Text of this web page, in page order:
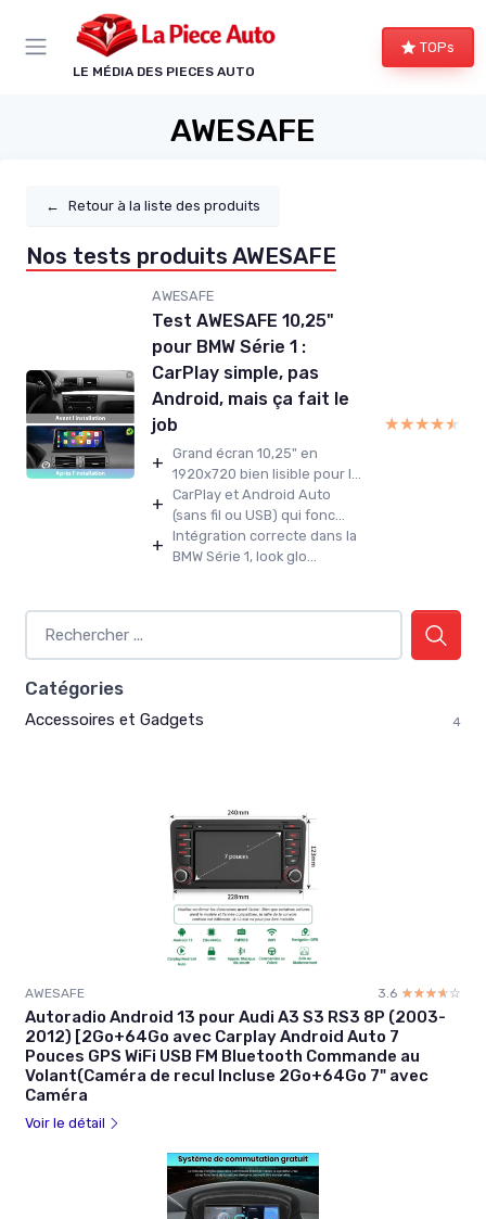
LE MÉDIA DES PIECES AUTO
TOPs
AWESAFE
← Retour à la liste des produits
Nos tests produits AWESAFE
AWESAFE
Test AWESAFE 10,25"
pour BMW Série 1 :
CarPlay simple, pas
Android, mais ça fait le
job
+ Grand écran 10,25" en
1920x720 bien lisible pour l...
+ CarPlay et Android Auto
(sans fil ou USB) qui fonc...
+ Intégration correcte dans la
BMW Série 1, look glo...
★★★★★
★★★★★
Catégories
Accessoires et Gadgets 4
AWESAFE 3.6 ☆☆☆☆☆
★★★★★
Autoradio Android 13 pour Audi A3 S3 RS3 8P (2003-
2012) [2Go+64Go avec Carplay Android Auto 7
Pouces GPS WiFi USB FM Bluetooth Commande au
Volant(Caméra de recul Incluse 2Go+64Go 7" avec
Caméra
Voir le détail
Panneau de gestion des cookies